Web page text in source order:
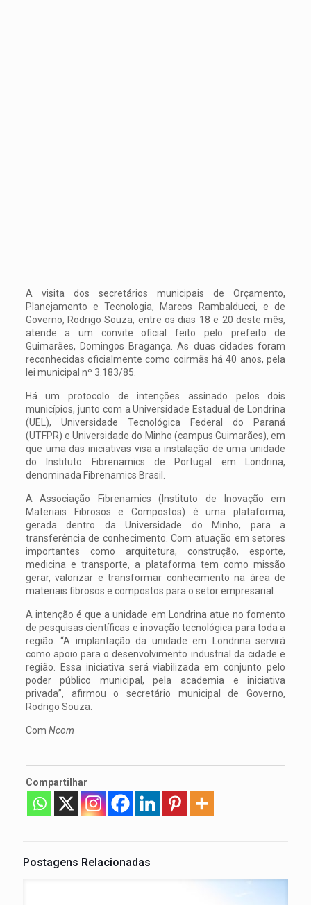
A visita dos secretários municipais de Orçamento,
Planejamento e Tecnologia, Marcos Rambalducci, e de
Governo, Rodrigo Souza, entre os dias 18 e 20 deste mês,
atende a um convite oficial feito pelo prefeito de
Guimarães, Domingos Bragança. As duas cidades foram
reconhecidas oficialmente como coirmãs há 40 anos, pela
lei municipal nº 3.183/85.
Há um protocolo de intenções assinado pelos dois
municípios, junto com a Universidade Estadual de Londrina
(UEL), Universidade Tecnológica Federal do Paraná
(UTFPR) e Universidade do Minho (campus Guimarães), em
que uma das iniciativas visa a instalação de uma unidade
do Instituto Fibrenamics de Portugal em Londrina,
denominada Fibrenamics Brasil.
A Associação Fibrenamics (Instituto de Inovação em
Materiais Fibrosos e Compostos) é uma plataforma,
gerada dentro da Universidade do Minho, para a
transferência de conhecimento. Com atuação em setores
importantes como arquitetura, construção, esporte,
medicina e transporte, a plataforma tem como missão
gerar, valorizar e transformar conhecimento na área de
materiais fibrosos e compostos para o setor empresarial.
A intenção é que a unidade em Londrina atue no fomento
de pesquisas científicas e inovação tecnológica para toda a
região. “A implantação da unidade em Londrina servirá
como apoio para o desenvolvimento industrial da cidade e
região. Essa iniciativa será viabilizada em conjunto pelo
poder público municipal, pela academia e iniciativa
privada”, afirmou o secretário municipal de Governo,
Rodrigo Souza.
Com Ncom
Compartilhar
Postagens Relacionadas